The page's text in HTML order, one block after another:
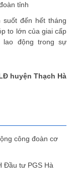
tỉnh
suốt đến hết tháng
to lớn của giai cấp
lao động trong sự
huyện Thạch Hà
công đoàn cơ
Đầu tư PGS Hà